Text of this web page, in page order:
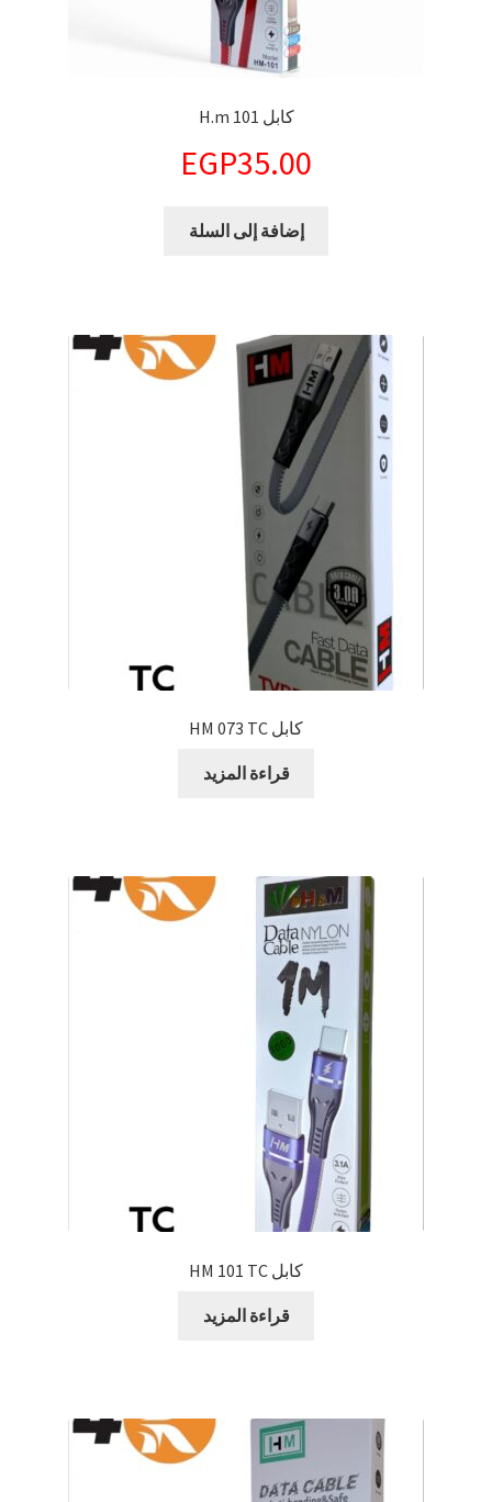
كابل H.m 101
EGP35.00
إضافة إلى السلة
كابل HM 073 TC
قراءة المزيد
كابل HM 101 TC
قراءة المزيد